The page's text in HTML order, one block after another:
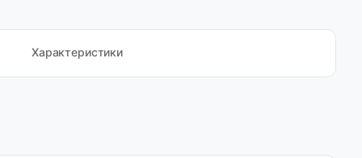
Характеристики